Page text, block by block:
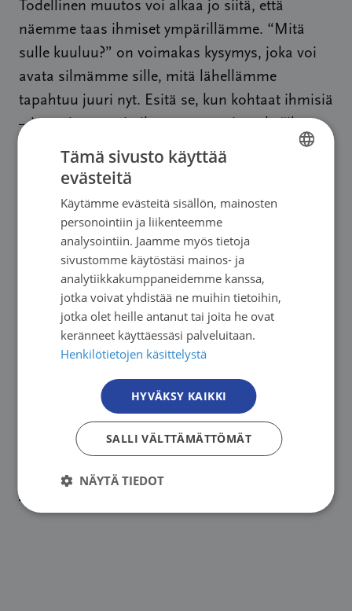
Todellinen muutos voi alkaa jo siitä, että
näemme taas ihmiset ympärillämme. “Mitä
sulle kuuluu?” on voimakas kysymys, joka voi
avata silmämme sille, mitä lähellämme
tapahtuu juuri nyt. Esitä se, kun kohtaat ihmisiä
– ja muista, ettei oikea vastaus aina ole “ihan
hyvää”. Tosiasioiden tunnustaminen auttaa
meitä näkemään näennäisen vakauden taakse.
Toivottavasti hyvissä ajoin ennen kuin lumikasa
romahtaa.
Lassi Kurkijärvi
FINNISH
Tämä sivusto käyttää
evästeitä
Käytämme evästeitä sisällön, mainosten
personointiin ja liikenteemme
analysointiin. Jaamme myös tietoja
sivustomme käytöstäsi mainos- ja
analytiikkakumppaneidemme kanssa,
jotka voivat yhdistää ne muihin tietoihin,
jotka olet heille antanut tai joita he ovat
keränneet käyttäessäsi palveluitaan.
Henkilötietojen käsittelystä
HYVÄKSY KAIKKI
SALLI VÄLTTÄMÄTTÖMÄT
NÄYTÄ TIEDOT